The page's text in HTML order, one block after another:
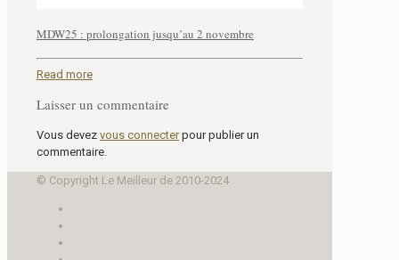
MDW25 : prolongation jusqu’au 2 novembre
Read more
Laisser un commentaire
Vous devez vous connecterpour publier un
commentaire.
© Copyright Le Meilleur de 2010-2024